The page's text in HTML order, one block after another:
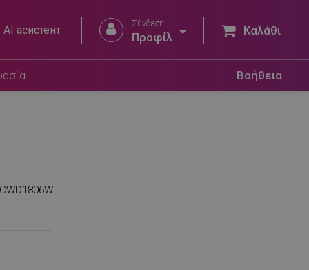
AI асистент  Σύνδεση
Προφίλ  Καλάθι
Βοήθεια